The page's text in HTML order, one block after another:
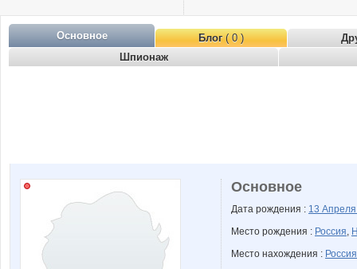
Основное Блог( 0 )
Шпионаж
Основное
Дата рождения : 13
Место рождения : Россия,
Место нахождения : Россия